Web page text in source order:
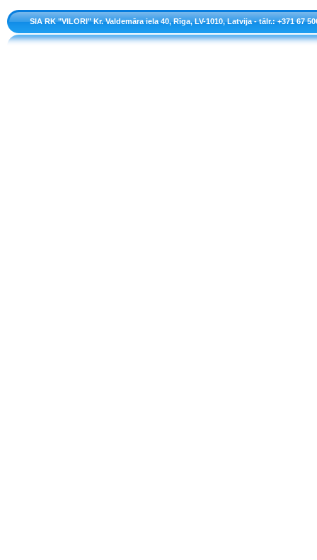
SIA RK "VILORI" Kr. Valdemāra iela 40, Rīga, LV-1010, Latvija - tālr.: +371 67